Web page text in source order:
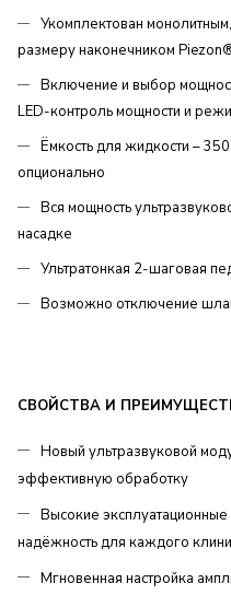
Укомплектован
размеру наконечником
Включение и выбор
LED-контроль мощности и
Ёмкость для жидкости –
опционально
Вся мощность
насадке
Ультратонкая 2-шаговая
Возможно отключение
СВОЙСТВА И
Новый ультразвуковой
эффективную обработку
Высокие эксплуатационные
надёжность для каждого
Мгновенная настройка